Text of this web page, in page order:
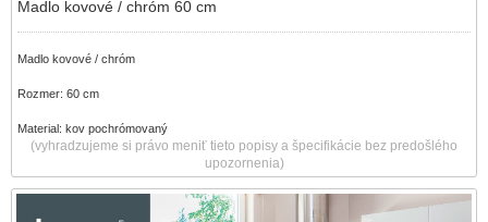
Madlo kovové / chróm 60 cm
Madlo kovové / chróm
Rozmer: 60 cm
Material: kov pochrómovaný
(vyhradzujeme si právo meniť tieto popisy a špecifikácie bez predošlého
upozornenia)